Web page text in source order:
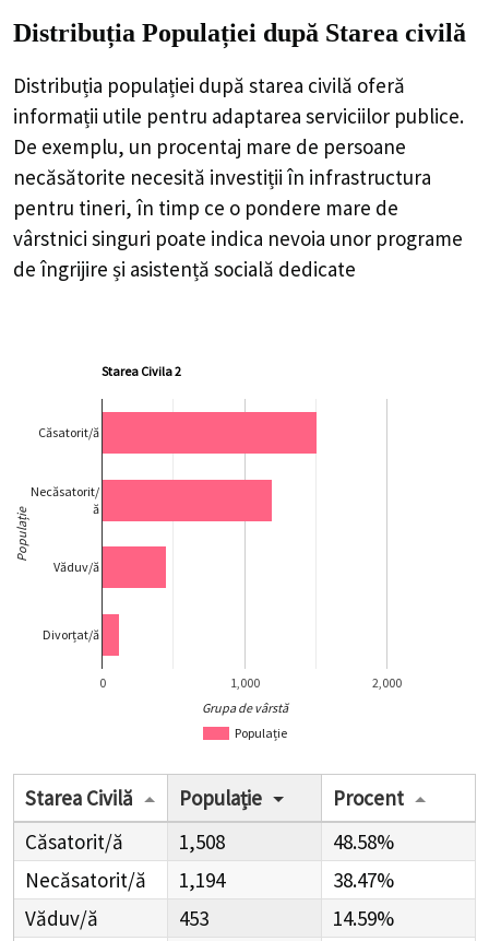
Distribuția Populației după Starea civilă
Distribuția populației după starea civilă oferă
informații utile pentru adaptarea serviciilor publice.
De exemplu, un procentaj mare de persoane
necăsătorite necesită investiții în infrastructura
pentru tineri, în timp ce o pondere mare de
vârstnici singuri poate indica nevoia unor programe
de îngrijire și asistență socială dedicate
Starea Civila 2
Populație
0 1,000 2,000
Căsatorit/ă
Necăsatorit/
ă
Văduv/ă
Divorțat/ă
Grupa de vârstă
Populație
Starea Civilă Populație
Procent
Căsatorit/ă
1,508
48.58%
Necăsatorit/ă
1,194
38.47%
Văduv/ă
453
14.59%